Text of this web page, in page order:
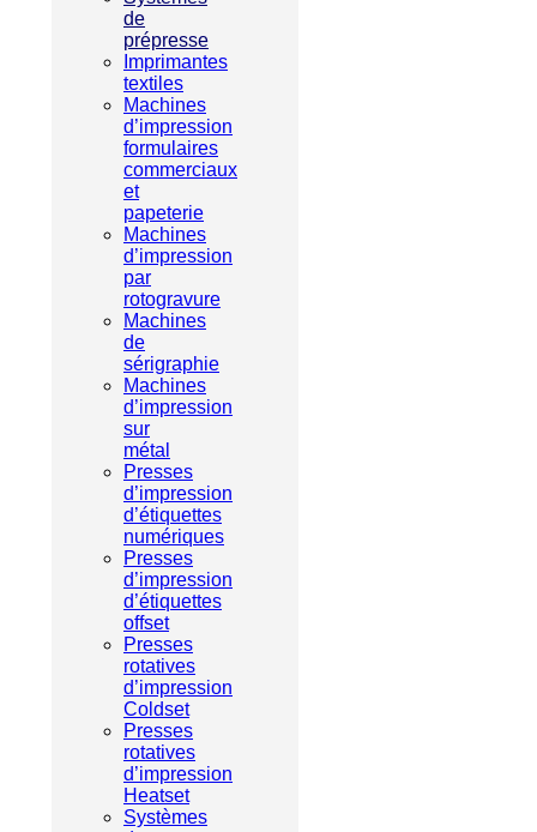
de
prépresse
Imprimantes
textiles
Machines
d’impression
formulaires
commerciaux
et
papeterie
Machines
d’impression
par
rotogravure
Machines
de
sérigraphie
Machines
d’impression
sur
métal
Presses
d’impression
d’étiquettes
numériques
Presses
d’impression
d’étiquettes
offset
Presses
rotatives
d’impression
Coldset
Presses
rotatives
d’impression
Heatset
Systèmes